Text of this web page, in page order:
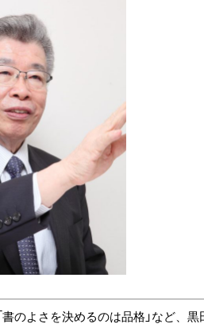
のよさを決めるのは品格」など、